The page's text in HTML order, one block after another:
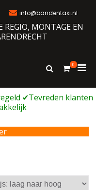
info@bandentaxi.nl
REGIO, MONTAGE EN
met eigen webshop
Toon
0
voor